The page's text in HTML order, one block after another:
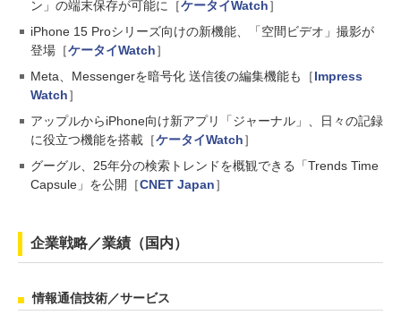
ン」の端末保存が可能に［ケータイWatch］
iPhone 15 Proシリーズ向けの新機能、「空間ビデオ」撮影が
登場［ケータイWatch］
Meta、Messengerを暗号化 送信後の編集機能も［Impress
Watch］
アップルからiPhone向け新アプリ「ジャーナル」、日々の記録
に役立つ機能を搭載［ケータイWatch］
グーグル、25年分の検索トレンドを概観できる「Trends Time
Capsule」を公開［CNET Japan］
企業戦略／業績（国内）
情報通信技術／サービス